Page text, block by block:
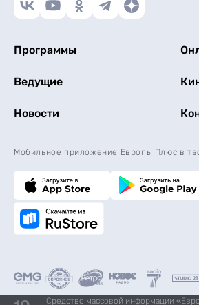
Программы
Ведущие
Новости
Мобильное приложение Европы Плюс в
Средство массовой информации